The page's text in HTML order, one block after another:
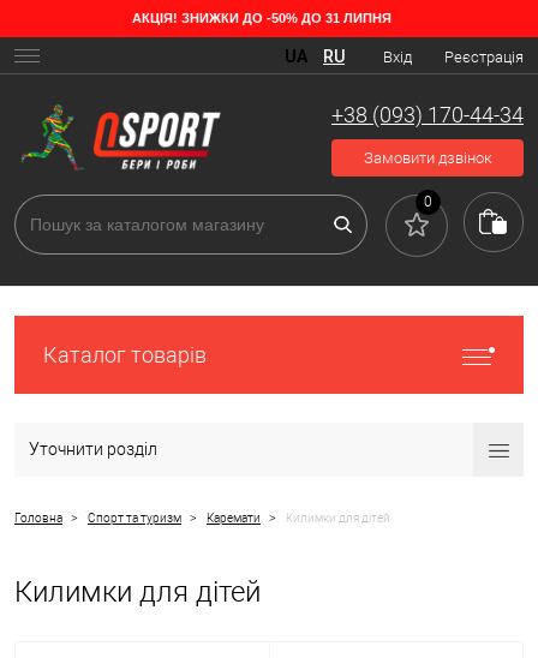
АКЦІЯ! ЗНИЖКИ ДО -50% ДО 31 ЛИПНЯ
Вхід Реєстрація
UA RU
+38 (093) 170-44-34
Замовити дзвінок
0
Каталог товарів
Уточнити розділ
Головна > Спорт та туризм > Каремати > Килимки для дітей
Килимки для дітей